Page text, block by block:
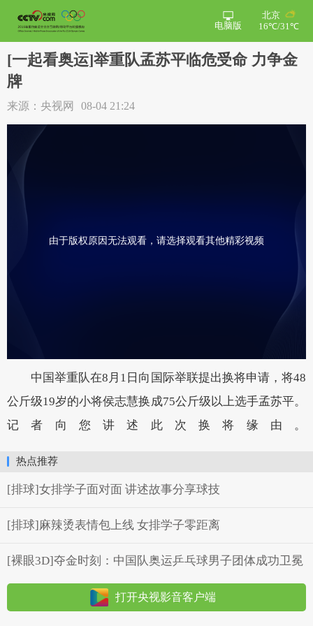
北京
16℃/31℃
电脑版
[一起看奥运]举重队孟苏平临危受命 力争金
牌
来源：央视网 08-04 21:24
由于版权原因无法观看，请选择观看其他精彩视频
中国举重队在8月1日向国际举联提出换将申请，将48
公斤级19岁的小将侯志慧换成75公斤级以上选手孟苏平。
记者向您讲述此次换将缘由。
热点推荐
[排球]女排学子面对面 讲述故事分享球技
[排球]麻辣烫表情包上线 女排学子零距离
[裸眼3D]夺金时刻：中国队奥运乒乓球男子团体成功卫冕
打开央视影音客户端